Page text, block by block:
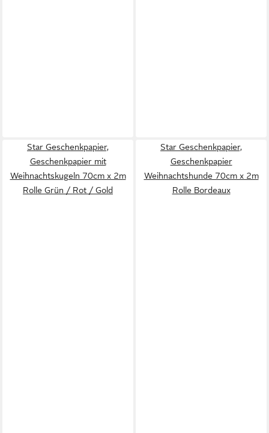
Star Geschenkpapier,
Geschenkpapier mit
Weihnachtskugeln 70cm x 2m
Rolle Grün / Rot / Gold
Star Geschenkpapier,
Geschenkpapier
Weihnachtshunde 70cm x 2m
Rolle Bordeaux